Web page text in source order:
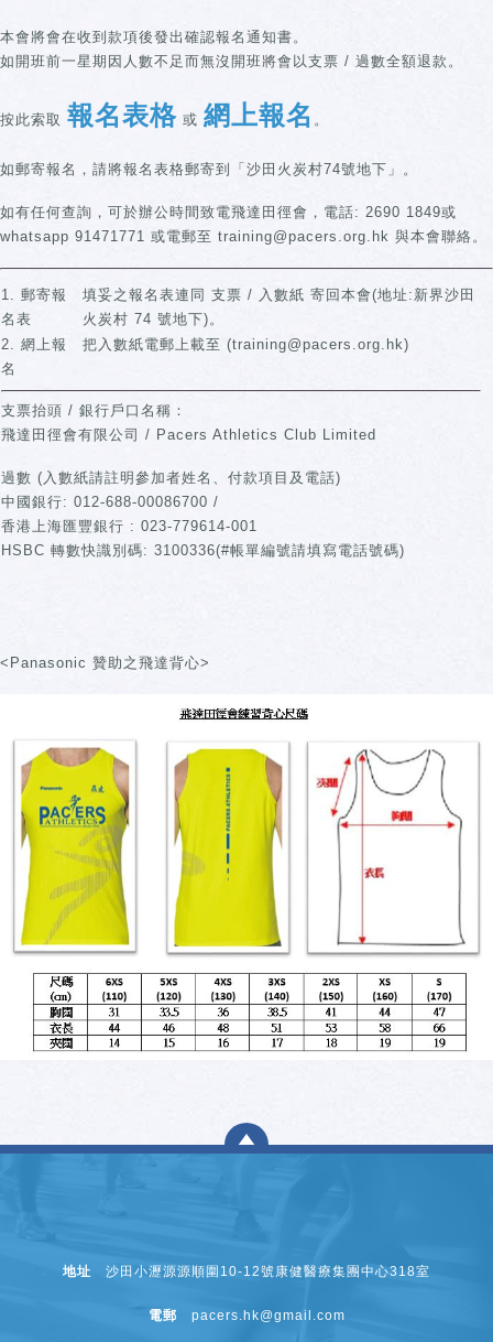
本會將會在收到款項後發出確認報名通知書。
如開班前一星期因人數不足而無沒開班將會以支票 / 過數全額退款。
按此索取 報名表格 或 網上報名 。
如郵寄報名，請將報名表格郵寄到「沙田火炭村74號地下」。
如有任何查詢，可於辦公時間致電飛達田徑會，電話: 2690 1849或
whatsapp 91471771 或電郵至 training@pacers.org.hk 與本會聯絡。
1. 郵寄報
名表
填妥之報名表連同 支票 / 入數紙 寄回本會(地址:新界沙田
火炭村 74 號地下)。
2. 網上報
名
把入數紙電郵上載至 (training@pacers.org.hk)
支票抬頭 / 銀行戶口名稱：
飛達田徑會有限公司 / Pacers Athletics Club Limited
過數 (入數紙請註明參加者姓名、付款項目及電話)
中國銀行: 012-688-00086700 /
香港上海匯豐銀行 : 023-779614-001
HSBC 轉數快識別碼: 3100336(#帳單編號請填寫電話號碼)
<Panasonic 贊助之飛達背心>
地址 沙田小瀝源源順圍10-12號康健醫療集團中心318室
電郵 pacers.hk@gmail.com